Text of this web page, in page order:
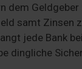
dem
samt Zinsen
jede Bank
dingliche